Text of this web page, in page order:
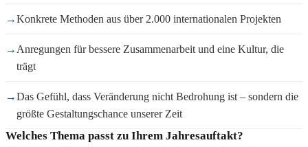
→Konkrete Methoden aus über 2.000 internationalen Projekten
→ Anregungen für bessere Zusammenarbeit und eine Kultur, die
trägt
→Das Gefühl, dass Veränderung nicht Bedrohung ist – sondern die
größte Gestaltungschance unserer Zeit
Welches Thema passt zu Ihrem Jahresauftakt?